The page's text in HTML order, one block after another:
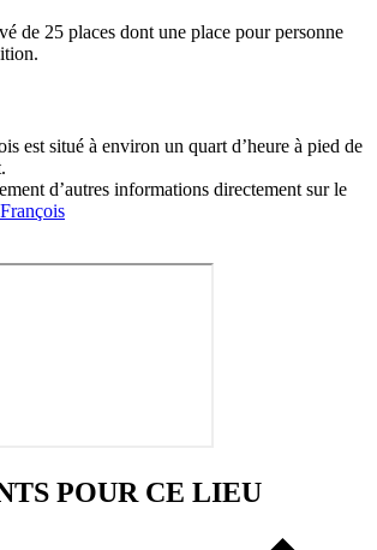
de 25 places dont une place pour personne
est situé à environ un quart d’heure à pied de
d’autres informations directement sur le
POUR CE LIEU